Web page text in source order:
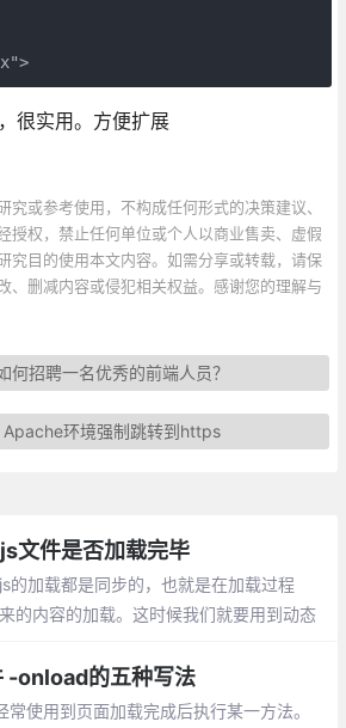
很实用。方便扩展
究或参考使用，不构成任何形式的决策建议、
授权，禁止任何单位或个人以商业售卖、虚假
究目的使用本文内容。如需分享或转载，请保
、删减内容或侵犯相关权益。感谢您的理解与
何招聘一名优秀的前端人员？
Apache环境强制跳转到https
文件是否加载完毕
的加载都是同步的，也就是在加载过程
的内容的加载。这时候我们就要用到动态
-onload的五种写法
使用到页面加载完成后执行某一方法。